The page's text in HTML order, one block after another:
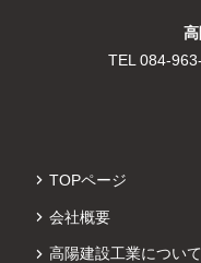
TEL 084-
TOPページ
会社概要
高陽建設工業について